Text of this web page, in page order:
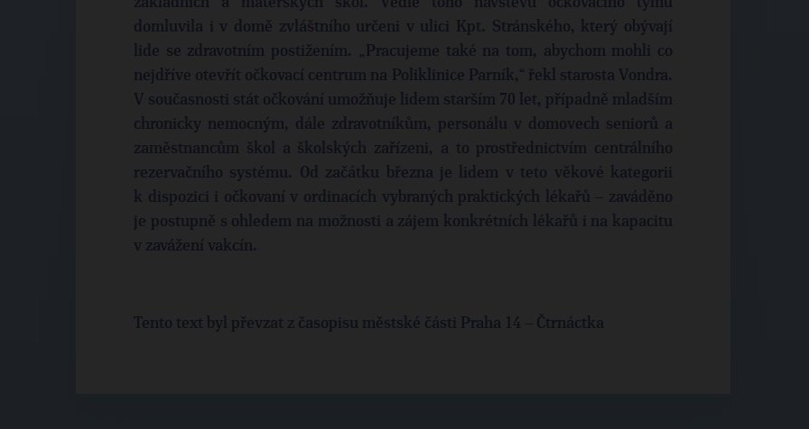
domluvila i v domě zvláštního určeni v ulici Kpt. Stránského, který obývají
lide se zdravotním postižením. „Pracujeme také na tom, abychom mohli co
nejdříve otevřít očkovací centrum na Poliklinice Parník,“ řekl starosta Vondra.
V současnosti stát očkování umožňuje lidem starším 70 let, případně mladším
chronicky nemocným, dále zdravotníkům, personálu v domovech seniorů a
zaměstnancům škol a školských zařízeni, a to prostřednictvím centrálního
rezervačního systému. Od začátku března je lidem v teto věkové kategorii
k dispozici i očkovaní v ordinacích vybraných praktických lékařů – zaváděno
je postupně s ohledem na možnosti a zájem konkrétních lékařů i na kapacitu
v zavážení vakcín.
Tento text byl převzat z časopisu městské části Praha 14 – Čtrnáctka